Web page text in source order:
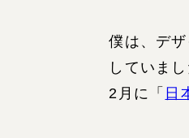
僕は、デ
していま
2月に「 日